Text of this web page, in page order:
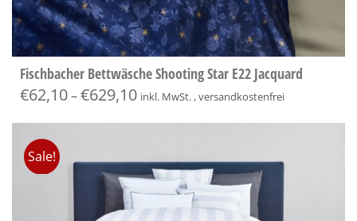
Fischbacher Bettwäsche Shooting Star E22 Jacquard
€62,10–€629,10 inkl. MwSt. , versandkostenfrei
Sale!